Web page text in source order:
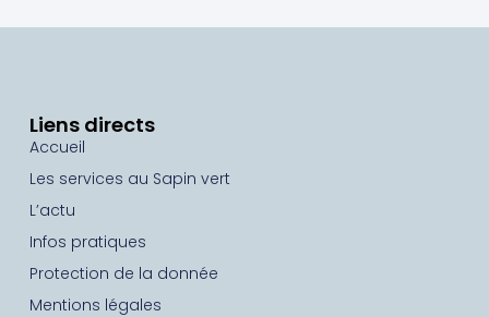
Liens directs
Accueil
Les services au Sapin vert
L’actu
Infos pratiques
Protection de la donnée
Mentions légales